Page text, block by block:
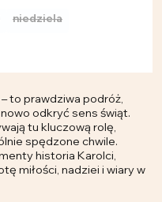
niedziela
to prawdziwa podróż,
odkryć sens świąt.
tu kluczową rolę,
spędzone chwile.
historia Karolci,
miłości, nadziei i wiary w